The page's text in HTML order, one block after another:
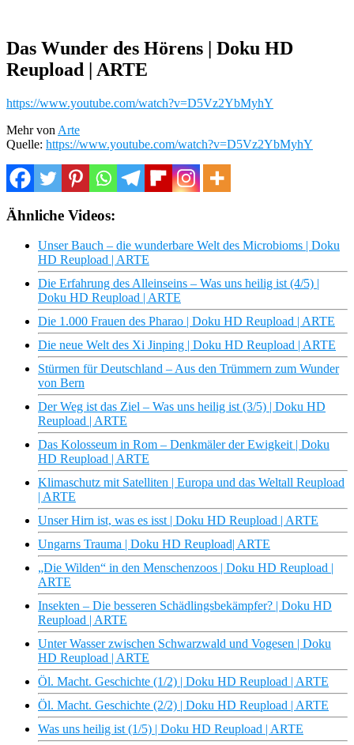
Das Wunder des Hörens | Doku HD
Reupload | ARTE
https://www.youtube.com/watch?v=D5Vz2YbMyhY
Mehr von Arte
Quelle: https://www.youtube.com/watch?v=D5Vz2YbMyhY
Ähnliche Videos:
Unser Bauch – die wunderbare Welt des Microbioms | Doku
HD Reupload | ARTE
Die Erfahrung des Alleinseins – Was uns heilig ist (4/5) |
Doku HD Reupload | ARTE
Die 1.000 Frauen des Pharao | Doku HD Reupload | ARTE
Die neue Welt des Xi Jinping | Doku HD Reupload | ARTE
Stürmen für Deutschland – Aus den Trümmern zum Wunder
von Bern
Der Weg ist das Ziel – Was uns heilig ist (3/5) | Doku HD
Reupload | ARTE
Das Kolosseum in Rom – Denkmäler der Ewigkeit | Doku
HD Reupload | ARTE
Klimaschutz mit Satelliten | Europa und das Weltall Reupload
| ARTE
Unser Hirn ist, was es isst | Doku HD Reupload | ARTE
Ungarns Trauma | Doku HD Reupload| ARTE
„Die Wilden“ in den Menschenzoos | Doku HD Reupload |
ARTE
Insekten – Die besseren Schädlingsbekämpfer? | Doku HD
Reupload | ARTE
Unter Wasser zwischen Schwarzwald und Vogesen | Doku
HD Reupload | ARTE
Öl. Macht. Geschichte (1/2) | Doku HD Reupload | ARTE
Öl. Macht. Geschichte (2/2) | Doku HD Reupload | ARTE
Was uns heilig ist (1/5) | Doku HD Reupload | ARTE